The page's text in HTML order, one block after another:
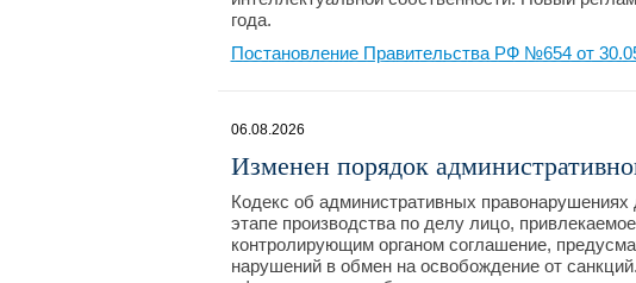
года.
Постановление Правительства РФ №654 от
06.08.2026
Изменен порядок
Кодекс об административных
этапе производства по делу лицо,
контролирующим органом соглашение,
нарушений в обмен на освобождение от